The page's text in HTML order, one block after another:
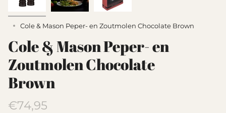
Cole & Mason Peper- en Zoutmolen Chocolate Brown
Cole & Mason Peper- en
Zoutmolen Chocolate
Brown
Translation
€74,95